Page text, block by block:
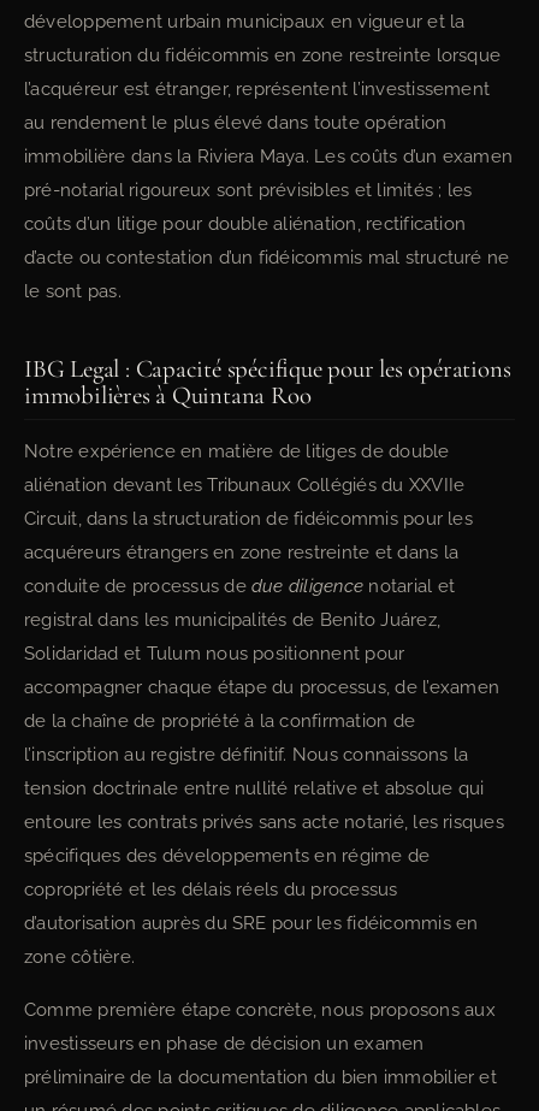
développement urbain municipaux en vigueur et la
structuration du fidéicommis en zone restreinte lorsque
l’acquéreur est étranger, représentent l’investissement
au rendement le plus élevé dans toute opération
immobilière dans la Riviera Maya. Les coûts d’un examen
pré-notarial rigoureux sont prévisibles et limités ; les
coûts d’un litige pour double aliénation, rectification
d’acte ou contestation d’un fidéicommis mal structuré ne
le sont pas.
IBG Legal : Capacité spécifique pour les opérations
immobilières à Quintana Roo
Notre expérience en matière de litiges de double
aliénation devant les Tribunaux Collégiés du XXVIIe
Circuit, dans la structuration de fidéicommis pour les
acquéreurs étrangers en zone restreinte et dans la
conduite de processus dedue diligence notarial et
registral dans les municipalités de Benito Juárez,
Solidaridad et Tulum nous positionnent pour
accompagner chaque étape du processus, de l’examen
de la chaîne de propriété à la confirmation de
l’inscription au registre définitif. Nous connaissons la
tension doctrinale entre nullité relative et absolue qui
entoure les contrats privés sans acte notarié, les risques
spécifiques des développements en régime de
copropriété et les délais réels du processus
d’autorisation auprès du SRE pour les fidéicommis en
zone côtière.
Comme première étape concrète, nous proposons aux
investisseurs en phase de décision un examen
préliminaire de la documentation du bien immobilier et